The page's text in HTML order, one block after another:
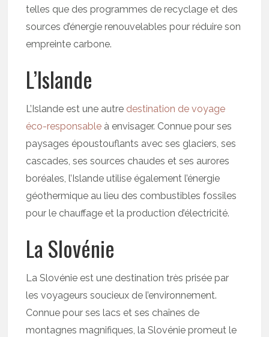
telles que des programmes de recyclage et des
sources d’énergie renouvelables pour réduire son
empreinte carbone.
L’Islande
L’Islande est une autre destination de voyage
éco-responsable à envisager. Connue pour ses
paysages époustouflants avec ses glaciers, ses
cascades, ses sources chaudes et ses aurores
boréales, l’Islande utilise également l’énergie
géothermique au lieu des combustibles fossiles
pour le chauffage et la production d’électricité.
La Slovénie
La Slovénie est une destination très prisée par
les voyageurs soucieux de l’environnement.
Connue pour ses lacs et ses chaînes de
montagnes magnifiques, la Slovénie promeut le